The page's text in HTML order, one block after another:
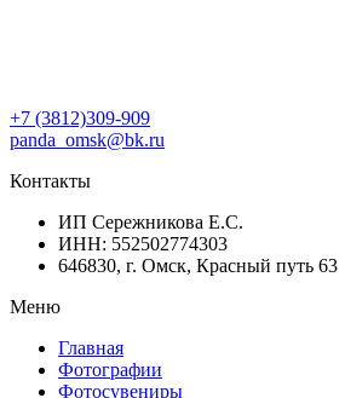
+7 (3812)309-909
panda_omsk@bk.ru
Контакты
ИП Сережникова Е.С.
ИНН: 552502774303
646830, г. Омск, Красный путь 63
Меню
Главная
Фотографии
Фотосувениры